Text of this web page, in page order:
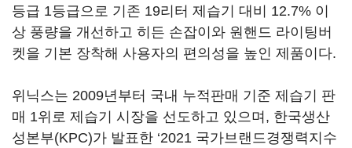
등급 1등급으로 기존 19리터 제습기 대비 12.7% 이
상 풍량을 개선하고 히든 손잡이와 원핸드 라이팅버
켓을 기본 장착해 사용자의 편의성을 높인 제품이다.
위닉스는 2009년부터 국내 누적판매 기준 제습기 판
매 1위로 제습기 시장을 선도하고 있으며, 한국생산
성본부(KPC)가 발표한 ‘2021 국가브랜드경쟁력지수